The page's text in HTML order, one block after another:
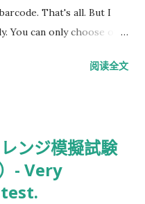
That's all. But I
You can only choose one
especially when your阅读全文
ンジ模擬試験
- Very